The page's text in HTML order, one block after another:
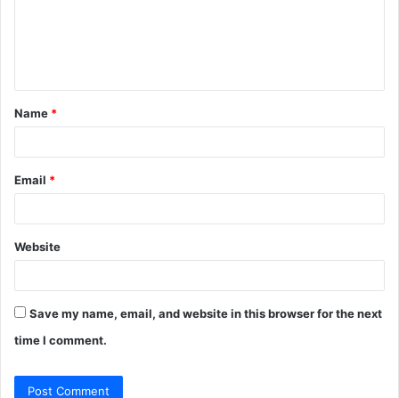
t
*
Name *
Email *
Website
Save my name, email, and website in this browser for the next
time I comment.